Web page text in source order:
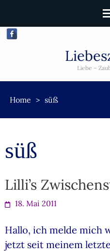
Liebe –
Home > süß
süß
Lilli’s
18. Mai 2011
Hallo, ich melde mich
jetzt seit meinem